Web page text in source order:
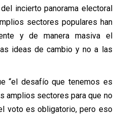
incierto panorama electoral
sectores populares han
y de manera masiva el
ideas de cambio y no a las
“el desafío que tenemos es
amplios sectores para que no
voto es obligatorio, pero eso